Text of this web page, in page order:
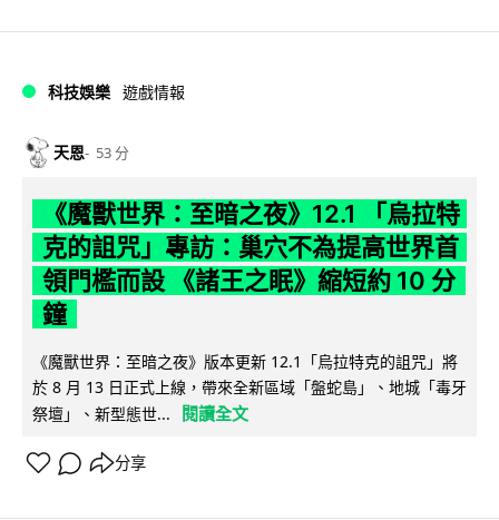
科技娛樂 遊戲情報
天恩 53 分
《魔獸世界：至暗之夜》12.1 「烏拉特
克的詛咒」專訪：巢穴不為提高世界首
領門檻而設 《諸王之眠》縮短約 10 分
鐘
《魔獸世界：至暗之夜》版本更新 12.1「烏拉特克的詛咒」將
於 8 月 13 日正式上線，帶來全新區域「盤蛇島」、地城「毒牙
祭壇」、新型態世...
閱讀全文
分享